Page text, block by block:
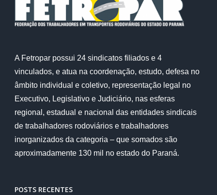
A Fetropar possui 24 sindicatos filiados e 4
vinculados, e atua na coordenação, estudo, defesa no
âmbito individual e coletivo, representação legal no
Executivo, Legislativo e Judiciário, nas esferas
regional, estadual e nacional das entidades sindicais
de trabalhadores rodoviários e trabalhadores
inorganizados da categoria – que somados são
aproximadamente 130 mil no estado do Paraná.
POSTS RECENTES